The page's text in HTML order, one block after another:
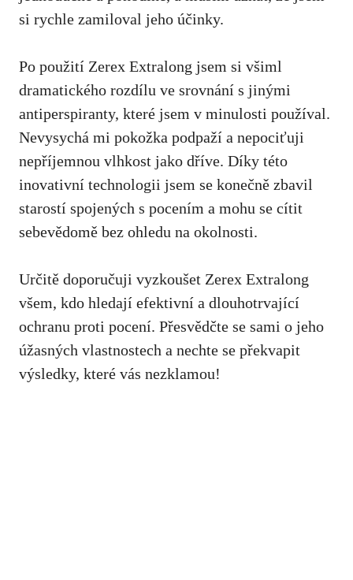
si rychle zamiloval jeho účinky.
Po použití Zerex Extralong jsem si všiml
dramatického rozdílu ve srovnání s jinými
antiperspiranty, které jsem v minulosti používal.
Nevysychá mi pokožka podpaží a nepociťuji
nepříjemnou vlhkost jako dříve. Díky této
inovativní technologii jsem se konečně zbavil
starostí spojených s pocením a mohu se cítit
sebevědomě bez ohledu na okolnosti.
Určitě doporučuji vyzkoušet Zerex Extralong
všem, kdo hledají efektivní a dlouhotrvající
ochranu proti pocení. Přesvědčte se sami o jeho
úžasných vlastnostech a nechte se překvapit
výsledky, které vás nezklamou!